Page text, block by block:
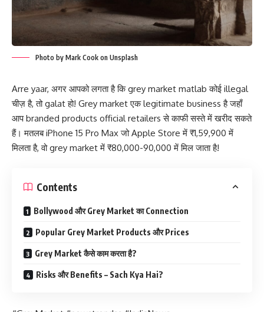
Photo by Mark Cook on Unsplash
Arre yaar, अगर आपको लगता है कि grey market matlab कोई illegal
चीज़ है, तो galat हो! Grey market एक legitimate business है जहाँ
आप branded products official retailers से काफी सस्ते में खरीद सकते
हैं। मतलब iPhone 15 Pro Max जो Apple Store में ₹1,59,900 में
मिलता है, वो grey market में ₹80,000-90,000 में मिल जाता है!
Contents
Bollywood और Grey Market का Connection
Popular Grey Market Products और Prices
Grey Market कैसे काम करता है?
Risks और Benefits – Sach Kya Hai?